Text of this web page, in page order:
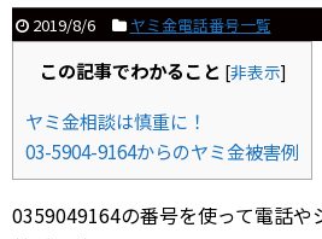
2019/8/6 ヤミ金電話番号一覧
この記事でわかること [非表示]
ヤミ金相談は慎重に！
03-5904-9164からのヤミ金被害例
0359049164の番号を使って電話